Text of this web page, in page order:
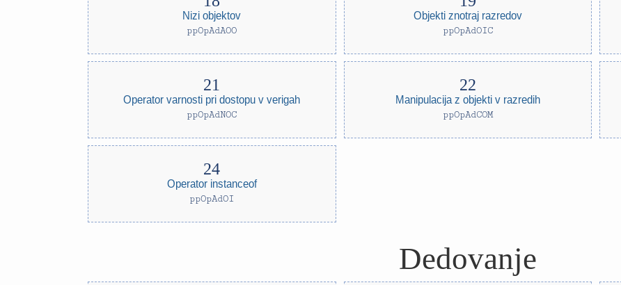
Nizi objektov
ppOpAdAOO
Objekti znotraj razredov
ppOpAdOIC
Operator varnosti pri dostopu v verigah
ppOpAdNOC
Manipulacija z objekti v razredih
ppOpAdCOM
Operator instanceof
ppOpAdOI
Dedovanje